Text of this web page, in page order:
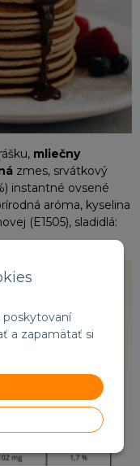
poskytovaní
a zapamätať si
mliečny
zmes, srvátkový
instantné ovsené
aróma, kyselina
(E1505), sladidlá: